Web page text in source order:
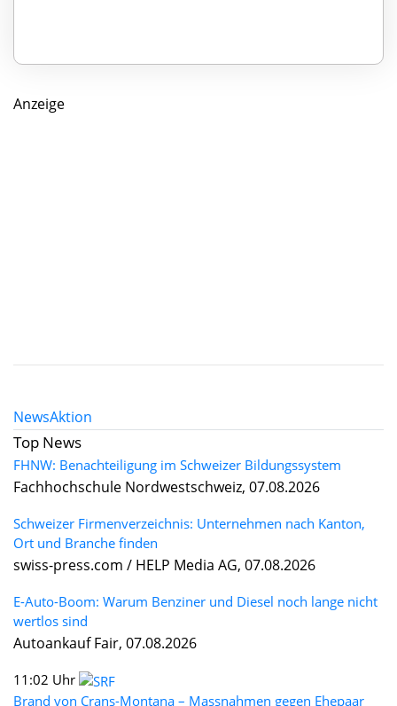
Anzeige
NewsAktion
Top News
FHNW: Benachteiligung im Schweizer Bildungssystem
Fachhochschule Nordwestschweiz, 07.08.2026
Schweizer Firmenverzeichnis: Unternehmen nach Kanton,
Ort und Branche finden
swiss-press.com / HELP Media AG, 07.08.2026
E-Auto-Boom: Warum Benziner und Diesel noch lange nicht
wertlos sind
Autoankauf Fair, 07.08.2026
11:02 Uhr
Brand von Crans-Montana – Massnahmen gegen Ehepaar